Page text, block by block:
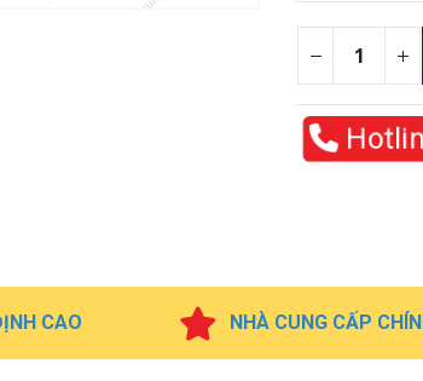
CAO NHÀ CUNG CẤP